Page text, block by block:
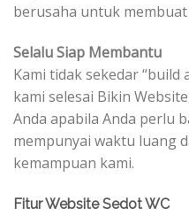
berusaha untuk
Selalu Siap Membantu
Kami tidak sekedar “build
kami selesai Bikin
Anda apabila Anda perlu
mempunyai waktu luang
kemampuan kami.
Fitur Website Sedot WC